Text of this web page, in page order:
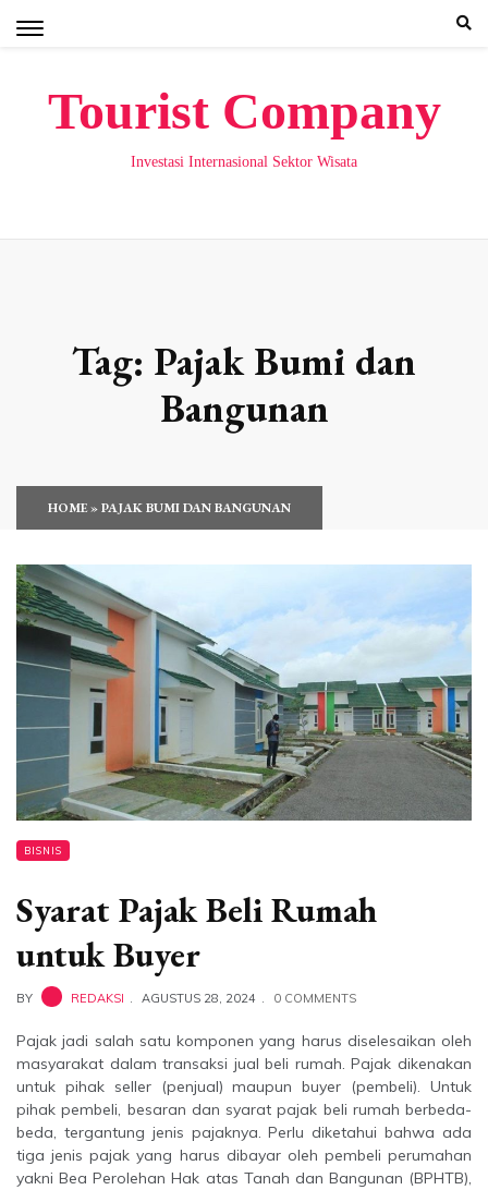
Tourist Company
Investasi Internasional Sektor Wisata
Tag: Pajak Bumi dan
Bangunan
HOME»PAJAK BUMI DAN BANGUNAN
BISNIS
Syarat Pajak Beli Rumah
untuk Buyer
BY REDAKSI AGUSTUS 28, 2024 0 COMMENTS
Pajak jadi salah satu komponen yang harus diselesaikan oleh
masyarakat dalam transaksi jual beli rumah. Pajak dikenakan
untuk pihak seller (penjual) maupun buyer (pembeli). Untuk
pihak pembeli, besaran dan syarat pajak beli rumah berbeda-
beda, tergantung jenis pajaknya. Perlu diketahui bahwa ada
tiga jenis pajak yang harus dibayar oleh pembeli perumahan
yakni Bea Perolehan Hak atas Tanah dan Bangunan (BPHTB),